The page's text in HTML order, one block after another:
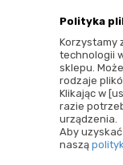
Polityka
Korzystamy
technologii
sklepu.
rodzaje
Klikając w
razie
urządzenia.
Aby
naszą
ul.
83-